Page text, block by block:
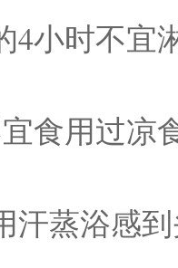
4小时不宜
食用过凉
汗蒸浴感